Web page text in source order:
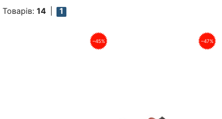
Товарів: 14 1
–45% –47%